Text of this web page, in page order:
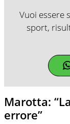
Vuoi essere
sport,
Marotta:
errore”